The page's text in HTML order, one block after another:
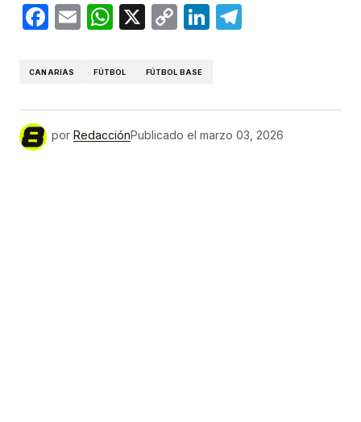
Facebook
EmailWhatsApp
X
CopyLinkedIn
CANARIAS FÚTBOL FÚTBOL BASE
por RedacciónPublicado el marzo 03, 2026